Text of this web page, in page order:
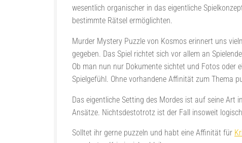
wesentlich organischer in das eigentliche
bestimmte Rätsel ermöglichten.
Murder Mystery Puzzle von Kosmos erinnert uns
gegeben. Das Spiel richtet sich vor allem an
Ob man nun nur Dokumente sichtet und Fotos oder
Spielgefühl. Ohne vorhandene Affinität zum Thema
Das eigentliche Setting des Mordes ist auf seine
Ansätze. Nichtsdestotrotz ist der Fall insoweit
Solltet ihr gerne puzzeln und habt eine Affinität für